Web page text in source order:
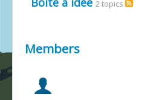
2 topics
Members